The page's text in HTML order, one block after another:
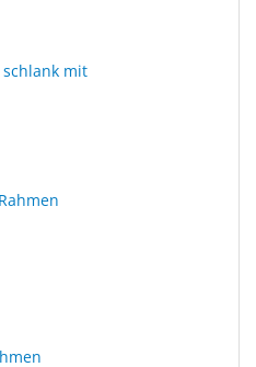
schlank mit
Vorhänger Klapp schlank mit